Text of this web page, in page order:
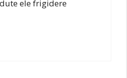
ele frigidere